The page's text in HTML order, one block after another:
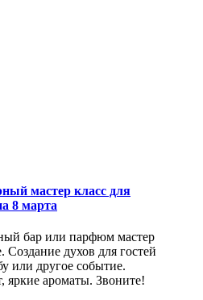
мастер класс для
8 марта
бар или парфюм мастер
Создание духов для гостей
или другое событие.
яркие ароматы. Звоните!